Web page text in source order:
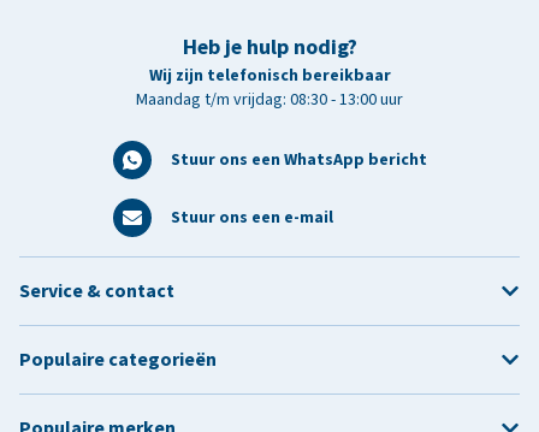
Heb je hulp nodig?
Wij zijn telefonisch bereikbaar
Maandag t/m vrijdag: 08:30 - 13:00 uur
Stuur ons een WhatsApp bericht
Stuur ons een e-mail
Service & contact
Populaire categorieën